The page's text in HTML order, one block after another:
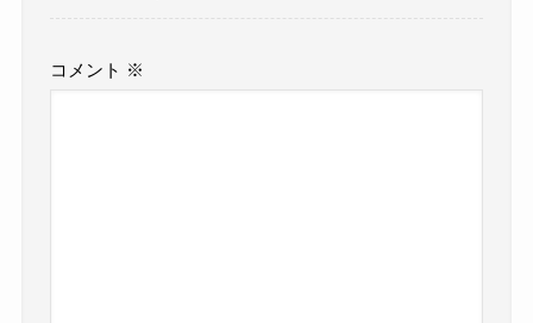
コメント ※